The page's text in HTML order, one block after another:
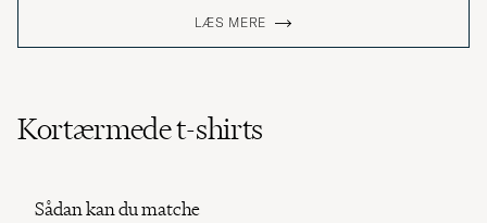
LÆS MERE
Kortærmede t-shirts
Sådan kan du matche